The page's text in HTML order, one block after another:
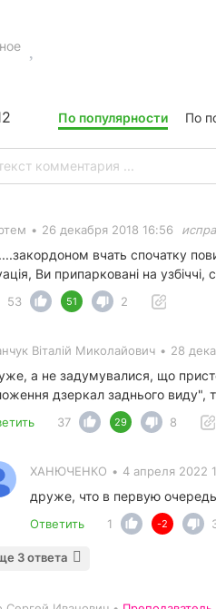
По популярности По
• 26 декабря 2018 16:56
вчать спочатку
Ви припарковані на узбіччі,
53 51 2
Віталій Миколайович • 28
а не задумувалися, що
дзеркал заднього виду",
37 29 8
ХАНЮЧЕНКО • 4 апреля 2022
друже, что в первую
Ответить 1 -2
3 ответа